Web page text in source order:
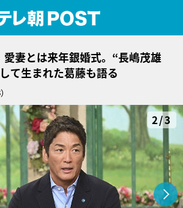
愛妻とは来年銀婚式。“長嶋茂雄
て生まれた葛藤も語る
2/3